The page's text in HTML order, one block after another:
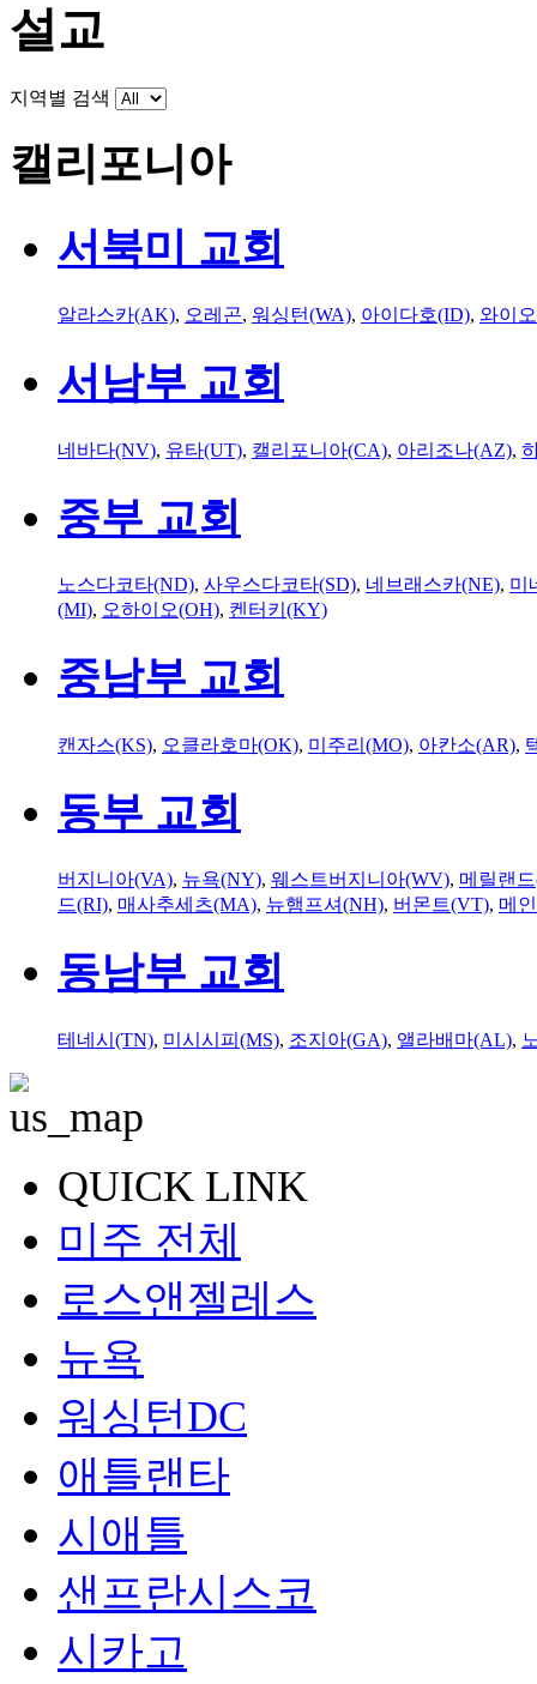
설교
지역별 검색
캘리포니아
서북미 교회
알라스카(AK), 오레곤, 워싱턴(WA), 아이다호(ID), 와이
서남부 교회
네바다(NV), 유타(UT), 캘리포니아(CA), 아리조나(AZ),
중부 교회
노스다코타(ND), 사우스다코타(SD), 네브래스카(NE), 미
(MI), 오하이오(OH), 켄터키(KY)
중남부 교회
캔자스(KS), 오클라호마(OK), 미주리(MO), 아칸소(AR),
동부 교회
버지니아(VA), 뉴욕(NY), 웨스트버지니아(WV), 메릴랜
드(RI), 매사추세츠(MA), 뉴햄프셔(NH), 버몬트(VT), 메
동남부 교회
테네시(TN), 미시시피(MS), 조지아(GA), 앨라배마(AL),
QUICK LINK
미주 전체
로스앤젤레스
뉴욕
워싱턴DC
애틀랜타
시애틀
샌프란시스코
시카고